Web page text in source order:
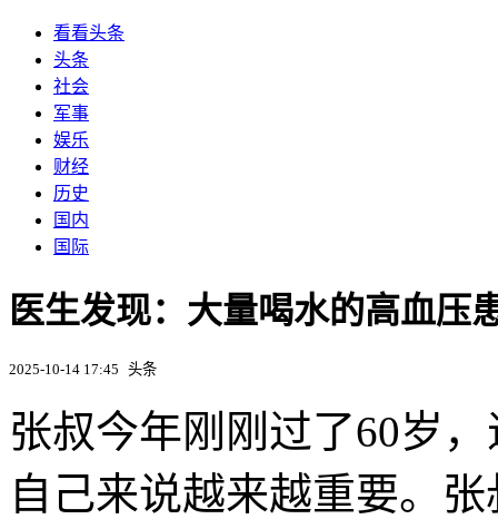
看看头条
头条
社会
军事
娱乐
财经
历史
国内
国际
医生发现：大量喝水的高血压
2025-10-14 17:45 头条
张叔今年刚刚过了60岁
自己来说越来越重要。